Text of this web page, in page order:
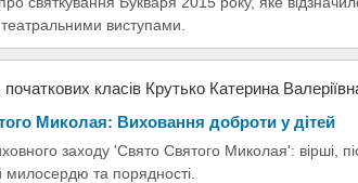
виступами.
класів Крутько Катерина
Миколая: Виховання доброти у дітей
заходу 'Свято Святого Миколая': вірші,
милосердю та порядності.